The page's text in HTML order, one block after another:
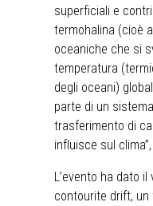
superficiali e
termohalina (cioè
oceaniche che si
temperatura
degli oceani)
parte di un
trasferimento di
influisce sul
L’evento ha dato
contourite drift,